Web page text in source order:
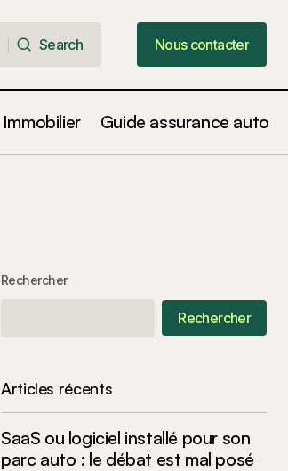
Search
Nous contacter
Nous contacter
Immobilier Guide assurance auto
Rechercher
Rechercher
Articles récents
SaaS ou logiciel installé pour son
parc auto : le débat est mal posé